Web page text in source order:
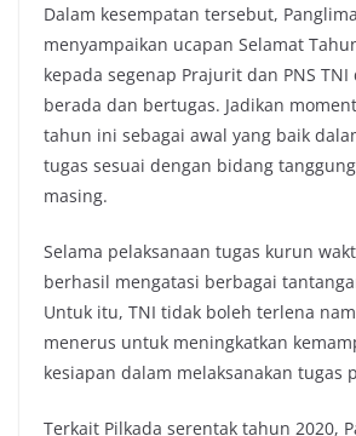
Dalam kesempatan tersebut,
menyampaikan ucapan Selamat
kepada segenap Prajurit dan PNS
berada dan bertugas. Jadikan
tahun ini sebagai awal yang baik
tugas sesuai dengan bidang
masing.
Selama pelaksanaan tugas kurun
berhasil mengatasi berbagai
Untuk itu, TNI tidak boleh terlena
menerus untuk meningkatkan
kesiapan dalam melaksanakan tugas
Terkait Pilkada serentak tahun 2020,